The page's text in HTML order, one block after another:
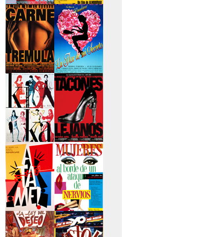
>Hable con ella
>Todo sobre mi
madre
>Carne trémula
>La flor de mi
secreto
>Kika >Tacones lejanos
>Átame
>Mujeres al borde
de un...